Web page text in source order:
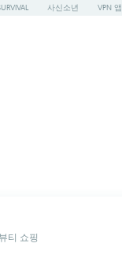
사신소년 VPN 앱
티 쇼핑